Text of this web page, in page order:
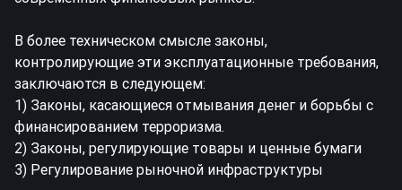
В более техническом смысле законы,
контролирующие эти эксплуатационные требования,
заключаются в следующем:
1) Законы, касающиеся отмывания денег и борьбы с
финансированием терроризма.
2) Законы, регулирующие товары и ценные бумаги
3) Регулирование рыночной инфраструктуры